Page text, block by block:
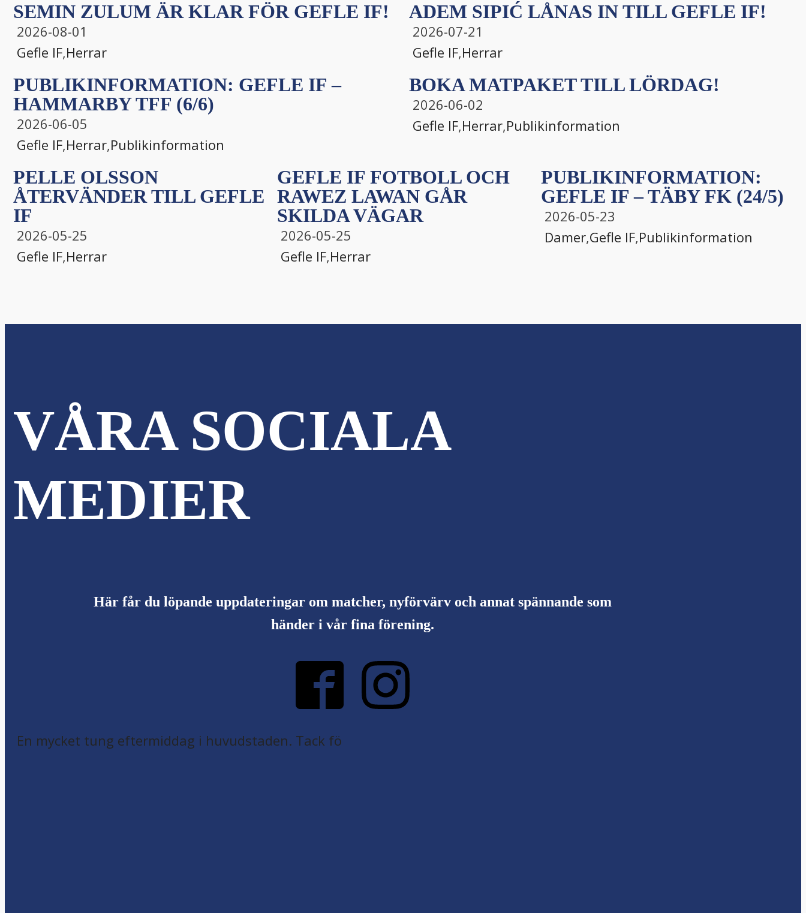
SEMIN ZULUM ÄR KLAR FÖR GEFLE IF!
2026-08-01
Gefle IF,Herrar
ADEM SIPIĆ LÅNAS IN TILL GEFLE IF!
2026-07-21
Gefle IF,Herrar
PUBLIKINFORMATION: GEFLE IF –
HAMMARBY TFF (6/6)
2026-06-05
Gefle IF,Herrar,Publikinformation
BOKA MATPAKET TILL LÖRDAG!
2026-06-02
Gefle IF,Herrar,Publikinformation
PELLE OLSSON
ÅTERVÄNDER TILL GEFLE
IF
2026-05-25
Gefle IF,Herrar
GEFLE IF FOTBOLL OCH
RAWEZ LAWAN GÅR
SKILDA VÄGAR
2026-05-25
Gefle IF,Herrar
PUBLIKINFORMATION:
GEFLE IF – TÄBY FK (24/5)
2026-05-23
Damer,Gefle IF,Publikinformation
VÅRA SOCIALA
MEDIER
Här får du löpande uppdateringar om matcher, nyförvärv och annat spännande som
händer i vår fina förening.
En mycket tung eftermiddag i huvudstaden. Tack fö